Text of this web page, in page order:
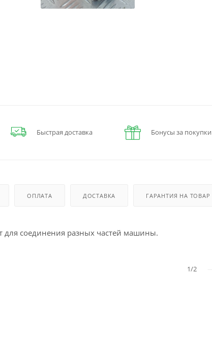
Быстрая доставка Бонусы за покупки
ОПЛАТА ДОСТАВКА ГАРАНТИЯ НА ТОВАР
для соединения разных частей машины.
1/2